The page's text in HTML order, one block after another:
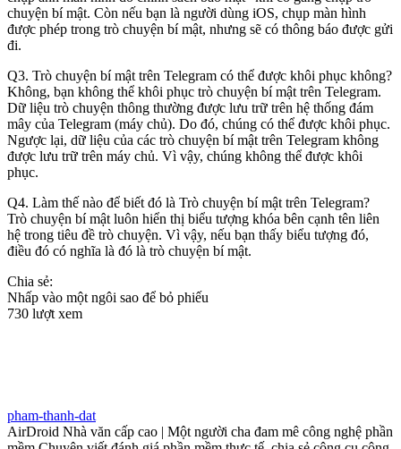
chuyện bí mật. Còn nếu bạn là người dùng iOS, chụp màn hình
được phép trong trò chuyện bí mật, nhưng sẽ có thông báo được gửi
đi.
Q3. Trò chuyện bí mật trên Telegram có thể được khôi phục không?
Không, bạn không thể khôi phục trò chuyện bí mật trên Telegram.
Dữ liệu trò chuyện thông thường được lưu trữ trên hệ thống đám
mây của Telegram (máy chủ). Do đó, chúng có thể được khôi phục.
Ngược lại, dữ liệu của các trò chuyện bí mật trên Telegram không
được lưu trữ trên máy chủ. Vì vậy, chúng không thể được khôi
phục.
Q4. Làm thế nào để biết đó là Trò chuyện bí mật trên Telegram?
Trò chuyện bí mật luôn hiển thị biểu tượng khóa bên cạnh tên liên
hệ trong tiêu đề trò chuyện. Vì vậy, nếu bạn thấy biểu tượng đó,
điều đó có nghĩa là đó là trò chuyện bí mật.
Chia sẻ:
Nhấp vào một ngôi sao để bỏ phiếu
730 lượt xem
pham-thanh-dat
AirDroid Nhà văn cấp cao | Một người cha đam mê công nghệ phần